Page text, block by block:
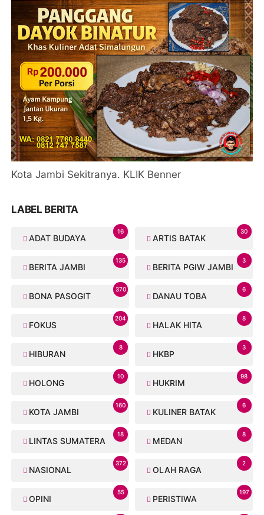
Kota Jambi Sekitranya. KLIK Benner
LABEL BERITA
ADAT BUDAYA
16
ARTIS BATAK
30
BERITA JAMBI
135
BERITA PGIW JAMBI
3
BONA PASOGIT
370
DANAU TOBA
6
FOKUS
204
HALAK HITA
8
HIBURAN
8
HKBP
3
HOLONG
10
HUKRIM
98
KOTA JAMBI
160
KULINER BATAK
6
LINTAS SUMATERA
18
MEDAN
8
NASIONAL
372
OLAH RAGA
2
OPINI
55
PERISTIWA
197